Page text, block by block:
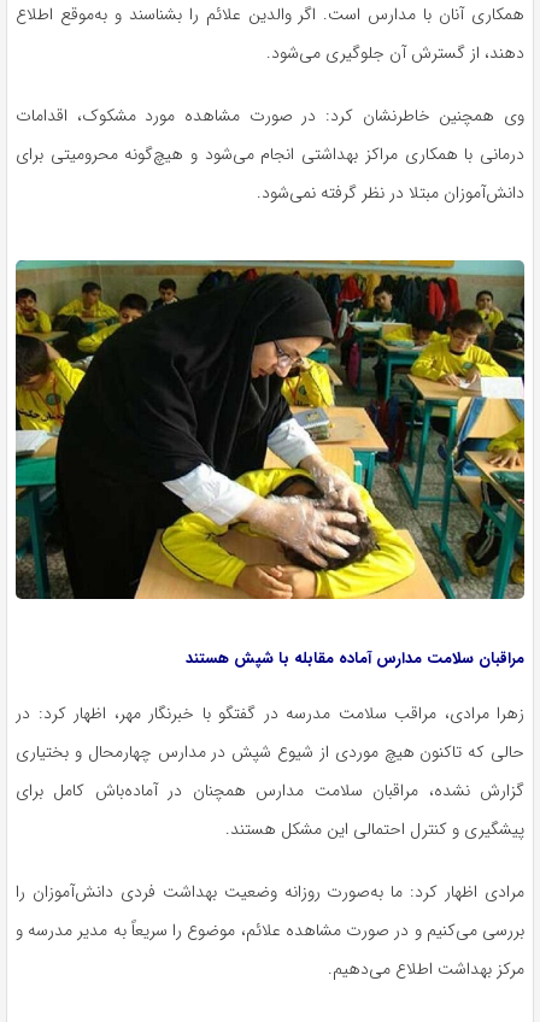
همکاری آنان با مدارس است. اگر والدین علائم را بشناسند و به‌موقع اطلاع
دهند، از گسترش آن جلوگیری می‌شود.
وی همچنین خاطرنشان کرد: در صورت مشاهده مورد مشکوک، اقدامات
درمانی با همکاری مراکز بهداشتی انجام می‌شود و هیچ‌گونه محرومیتی برای
دانش‌آموزان مبتلا در نظر گرفته نمی‌شود.
مراقبان سلامت مدارس آماده مقابله با شپش هستند
زهرا مرادی، مراقب سلامت مدرسه در گفتگو با خبرنگار مهر، اظهار کرد: در
حالی که تاکنون هیچ موردی از شیوع شپش در مدارس چهارمحال و بختیاری
گزارش نشده، مراقبان سلامت مدارس همچنان در آماده‌باش کامل برای
پیشگیری و کنترل احتمالی این مشکل هستند.
مرادی اظهار کرد: ما به‌صورت روزانه وضعیت بهداشت فردی دانش‌آموزان را
بررسی می‌کنیم و در صورت مشاهده علائم، موضوع را سریعاً به مدیر مدرسه و
مرکز بهداشت اطلاع می‌دهیم.